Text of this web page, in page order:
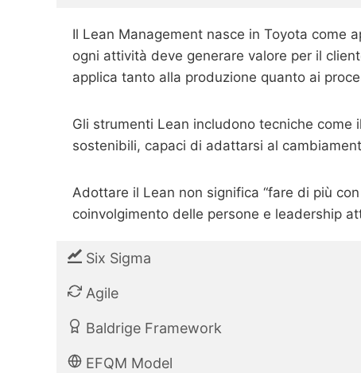
Il Lean Management nasce in Toyota come
ogni attività deve generare valore per il
applica tanto alla produzione quanto ai
Gli strumenti Lean includono tecniche come
sostenibili, capaci di adattarsi al
Adottare il Lean non significa “fare di più
coinvolgimento delle persone e leadership
Six Sigma
Agile
Baldrige Framework
EFQM Model